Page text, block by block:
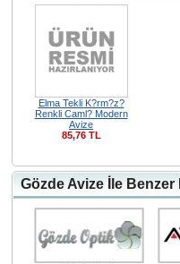
Elma Tekli K?rm?z?
Renkli Caml? Modern
Avize
85,76 TL
Gözde Avize İle Benzer